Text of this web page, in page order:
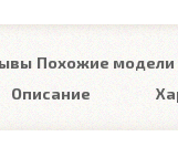
Похожие модели
Описание